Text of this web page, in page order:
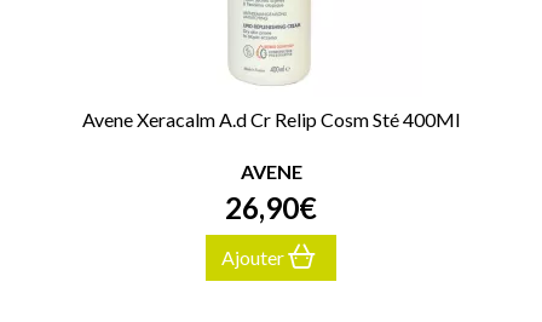
Avene Xeracalm A.d Cr Relip Cosm Sté 400Ml
AVENE
26,90€
Ajouter